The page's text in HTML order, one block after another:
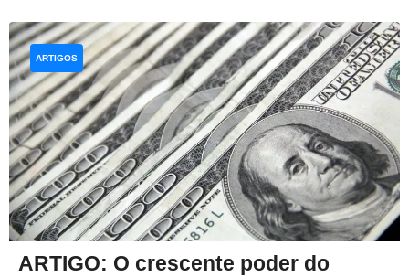
ARTIGO: O crescente poder do
ARTIGOS